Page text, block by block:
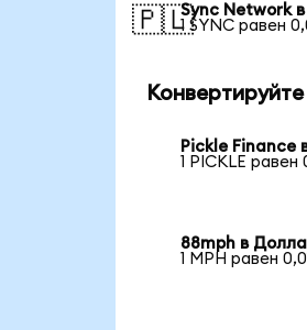
🇵🇱Sync Network
1 SYNC равен
Pickle
1 PICKLE равен
88mph в
1 MPH равен